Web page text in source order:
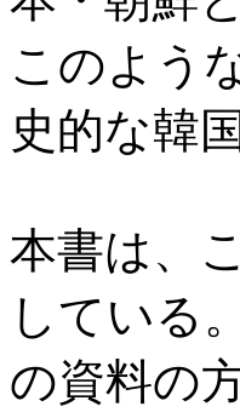
このよう
史的な韓
本書は、
している
の資料の